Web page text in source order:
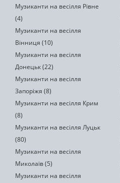
Музиканти на весілля Рівне
(4)
Музиканти на весілля
Вінниця (10)
Музиканти на весілля
Донецьк (22)
Музиканти на весілля
Запоріжя (8)
Музиканти на весілля Крим
(8)
Музиканти на весілля Луцьк
(80)
Музиканти на весілля
Миколаїв (5)
Музиканти на весілля